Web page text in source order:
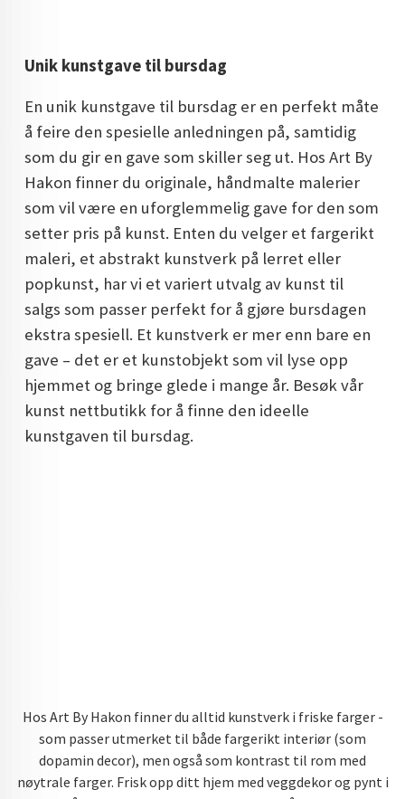
KUNSTNER BLOGG - EN KUNSTNERS DAGBOK
STORE MALERIER TIL STUE
NORSK KUNST
DOPAMIN DECOR NORGE
Unik kunstgave til bursdag
En unik kunstgave til bursdag er en perfekt måte
å feire den spesielle anledningen på, samtidig
som du gir en gave som skiller seg ut. Hos Art By
Hakon finner du originale, håndmalte malerier
som vil være en uforglemmelig gave for den som
setter pris på kunst. Enten du velger et fargerikt
maleri, et abstrakt kunstverk på lerret eller
popkunst, har vi et variert utvalg av kunst til
salgs som passer perfekt for å gjøre bursdagen
ekstra spesiell. Et kunstverk er mer enn bare en
gave – det er et kunstobjekt som vil lyse opp
hjemmet og bringe glede i mange år. Besøk vår
kunst nettbutikk for å finne den ideelle
kunstgaven til bursdag.
Hos Art By Hakon finner du alltid kunstverk i friske farger -
som passer utmerket til både fargerikt interiør (som
dopamin decor), men også som kontrast til rom med
nøytrale farger. Frisk opp ditt hjem med veggdekor og pynt i